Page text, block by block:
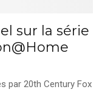
sur la série
par 20th Century Fox